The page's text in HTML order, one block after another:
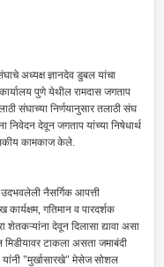
अध्यक्ष ज्ञानदेव डुबल यांचा
पुणे येथील रामदास जगताप
संघाच्या निर्णयानुसार तलाठी संघ
निवेदन देवून जगताप यांच्या निषेधार्थ
कामकाज केले.
नैसर्गिक आपत्ती
गतिमान व पारदर्शक
देवून दिलासा द्यावा असा
टाकला असता जमाबंदी
"मुर्खासारखे" मेसेज सोशल